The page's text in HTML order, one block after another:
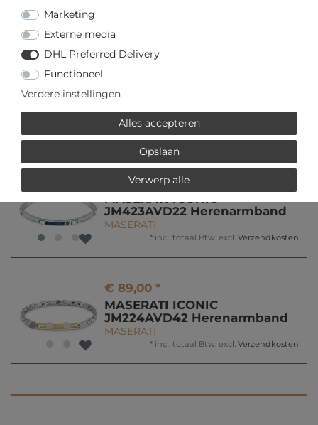
€ 299,00 *
WATCHES R8871633001
MASERATI
*incl. totaal Btw. excl. Verzendkosten
€ 69,00 *
MASERATI ICONIC
JM423AVD22 Herenarmband
MASERATI
* incl. totaal Btw. excl. Verzendkosten
€ 89,00 *
MASERATI ICONIC
JM224AVD42 Herenarmband
MASERATI
* incl. totaal Btw. excl. Verzendkosten
Marketing
Externe media
DHL Preferred Delivery
Functioneel
Verdere instellingen
Alles accepteren
Opslaan
Verwerp alle